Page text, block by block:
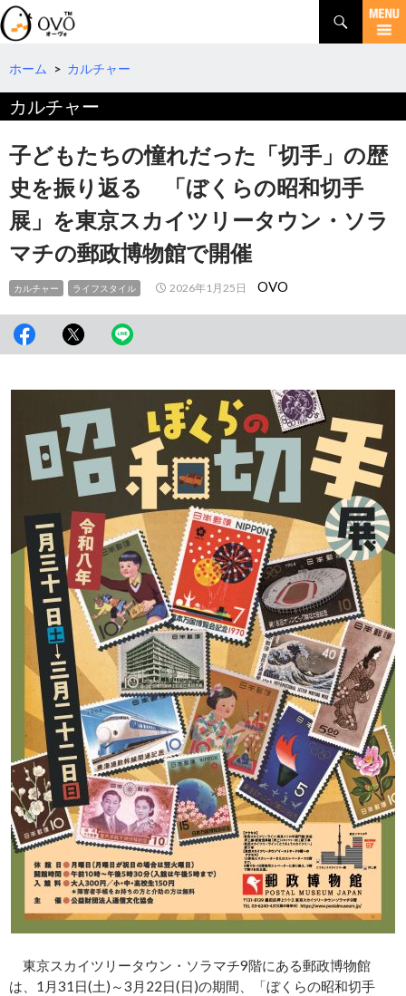
検
索
コ
テ
ツ
へ
ホーム > カルチャー
カルチャー
子どもたちの憧れだった「切手」の歴
史を振り返る 「ぼくらの昭和切手
展」を東京スカイツリータウン・ソラ
マチの郵政博物館で開催
カルチャー ライフスタイル 2026年1月25日 OVO
東京スカイツリータウン・ソラマチ9階にある郵政博物館
は、1月31日(土)～3月22日(日)の期間、「ぼくらの昭和切手